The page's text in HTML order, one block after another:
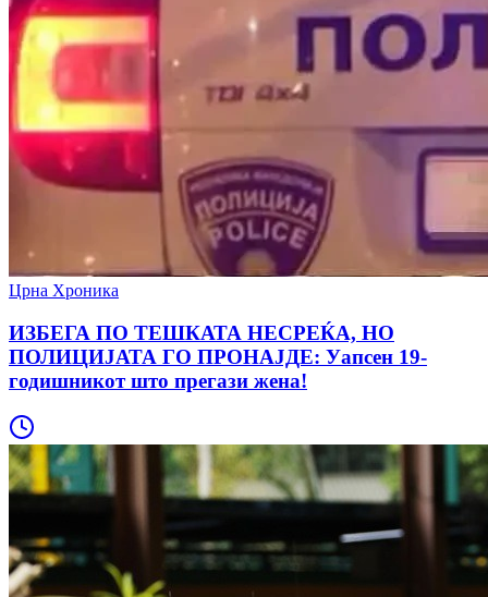
Црна Хроника
ИЗБЕГА ПО ТЕШКАТА НЕСРЕЌА, НО
ПОЛИЦИЈАТА ГО ПРОНАЈДЕ: Уапсен 19-
годишникот што прегази жена!